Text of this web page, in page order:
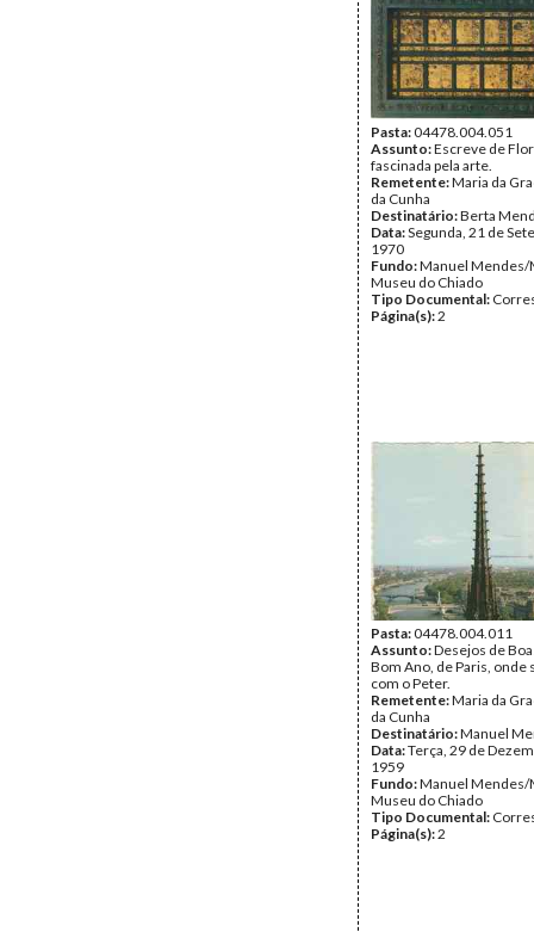
Pasta:04478.004.051
Assunto:Escreve de
fascinada pela arte.
Remetente:Maria da
da Cunha
Destinatário:Berta
Data:Segunda, 21 de
1970
Fundo:Manuel Mendes/
Museu do Chiado
Tipo Documental:
Página(s):2
Pasta:04478.004.011
Assunto:Desejos de
Bom Ano, de Paris, onde
com o Peter.
Remetente:Maria da
da Cunha
Destinatário:Manuel
Data:Terça, 29 de
1959
Fundo:Manuel Mendes/
Museu do Chiado
Tipo Documental:
Página(s):2